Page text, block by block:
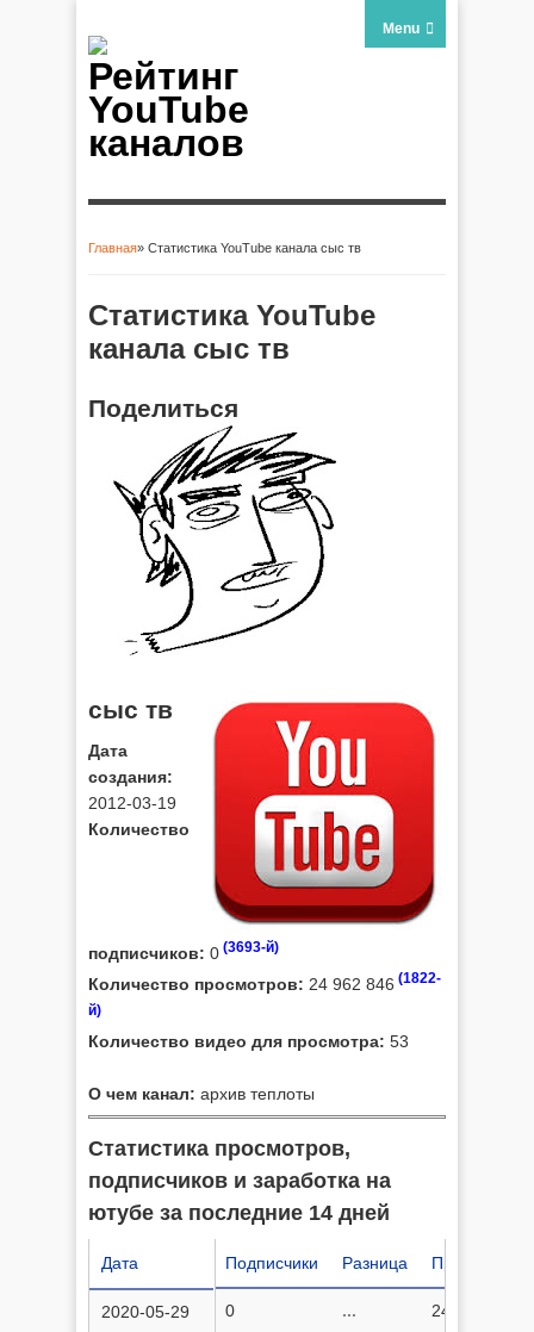
Рейтинг
YouTube
каналов
Menu
Главная» Статистика YouTube канала сыс тв
Статистика YouTube
канала сыс тв
Поделиться
сыс тв
Дата
создания:
2012-03-19
Количество
подписчиков: 0 (3693-й)
Количество просмотров: 24 962 846 (1822-
й)
Количество видео для просмотра: 53
О чем канал: архив теплоты
Статистика просмотров,
подписчиков и заработка на
ютубе за последние 14 дней
Подписчики Разница Просмотров
0 ... 24 962 846
Дата
2020-05-29